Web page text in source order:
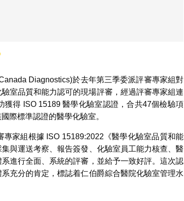
Diagnostics)於去年第三季委派評審專家組對
室品質和能力認可的現場評審，經過評審專家組連
得 ISO 15189 醫學化驗室認證，合共47個檢驗項
際標準認證的醫學化驗室。
家組根據 ISO 15189:2022《醫學化驗室品質和能
與運送考察、報告簽發、化驗室員工能力核查、醫
進行全面、系統的評審，並給予一致好評。這次認
充分的肯定，標誌着仁伯爵綜合醫院化驗室管理水